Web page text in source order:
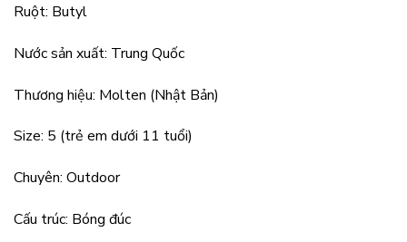
Ruột: Butyl
Nước sản xuất: Trung Quốc
Thương hiệu: Molten (Nhật Bản)
Size: 5 (trẻ em dưới 11 tuổi)
Chuyên: Outdoor
Cấu trúc: Bóng đúc